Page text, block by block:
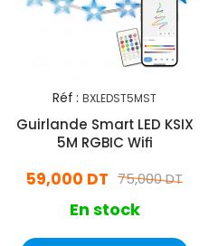
Réf : BXLEDST5MST
Guirlande Smart LED KSIX
5M RGBIC Wifi
75,000 DT
59,000 DT
En stock